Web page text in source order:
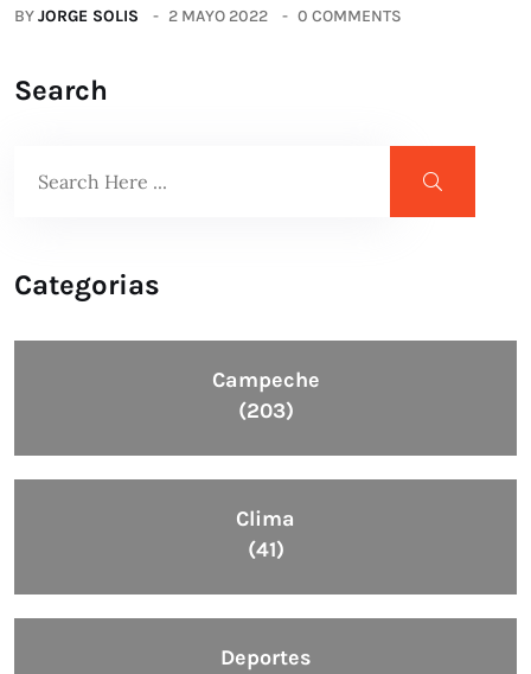
BYJORGE SOLIS 2 MAYO 2022 0 COMMENTS
Search
Categorias
Campeche
(203)
Clima
(41)
Deportes